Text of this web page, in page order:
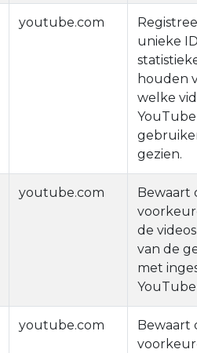
youtube.com
unieke
houden
welke
gezien.
youtube.com
Bewaart
de
van de
met
youtube.com
Bewaart